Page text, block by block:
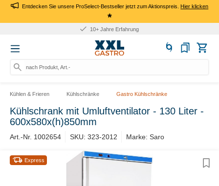
Entdecken Sie unsere ProSelect-Bestseller jetzt zum Aktionspreis.Hier klicken
*
10+ Jahre Erfahrung
nach Produkt, Art.-Nr
Kühlen & Frieren Kühlschränke Gastro Kühlschränke
Kühlschrank mit Umluftventilator - 130 Liter -
600x580x(h)850mm
Art.-Nr. 1002654 SKU: 323-2012 Marke: Saro
Express